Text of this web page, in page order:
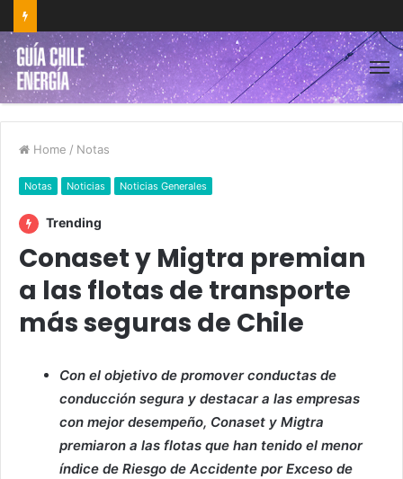
Home / Notas
Notas Noticias Noticias Generales
Trending
Conaset y Migtra premian
a las flotas de transporte
más seguras de Chile
Con el objetivo de promover conductas de
conducción segura y destacar a las empresas
con mejor desempeño, Conaset y Migtra
premiaron a las flotas que han tenido el menor
índice de Riesgo de Accidente por Exceso de